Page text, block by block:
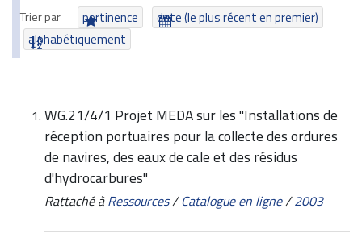
Trier par pertinence
date (le plus récent en premier)
alphabétiquement
WG.21/4/1 Projet MEDA sur les "Installations de
réception portuaires pour la collecte des ordures
de navires, des eaux de cale et des résidus
d'hydrocarbures"
Rattaché à Ressources/Catalogue en ligne/2003